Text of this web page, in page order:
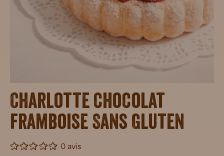
Charlotte chocolat
framboise Sans Gluten
0 avis